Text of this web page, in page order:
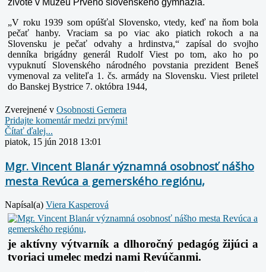
živote v Múzeu Prvého slovenského gymnázia.
„V roku 1939 som opúšťal Slovensko, vtedy, keď na ňom bola
pečať hanby. Vraciam sa po viac ako piatich rokoch a na
Slovensku je pečať odvahy a hrdinstva,“ zapísal do svojho
denníka brigádny generál Rudolf Viest po tom, ako ho po
vypuknutí Slovenského národného povstania prezident Beneš
vymenoval za veliteľa 1. čs. armády na Slovensku. Viest priletel
do Banskej Bystrice 7. októbra 1944,
Zverejnené v Osobnosti Gemera
Pridajte komentár medzi prvými!
Čítať ďalej...
piatok, 15 jún 2018 13:01
Mgr. Vincent Blanár významná osobnosť nášho
mesta Revúca a gemerského regiónu,
Napísal(a) Viera Kasperová
je aktívny výtvarník a dlhoročný pedagóg žijúci a
tvoriaci umelec medzi nami Revúčanmi.